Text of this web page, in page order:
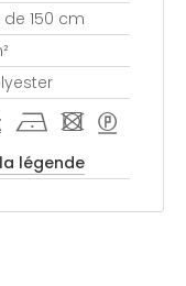
150 cm
h - >
légende